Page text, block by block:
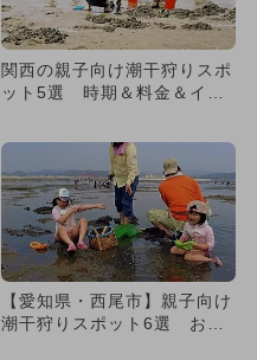
関西の親子向け潮干狩りスポ
ット5選 時期＆料金＆イベ
【愛知県・西尾市】親子向け
潮干狩りスポット6選 おす